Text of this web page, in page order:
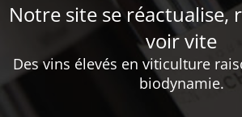
Notre site se réactualise,
voir vite
Des vins élevés en viticulture
biodynamie.